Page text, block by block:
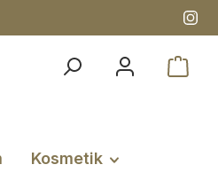
Kosmetik